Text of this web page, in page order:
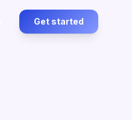
Get started